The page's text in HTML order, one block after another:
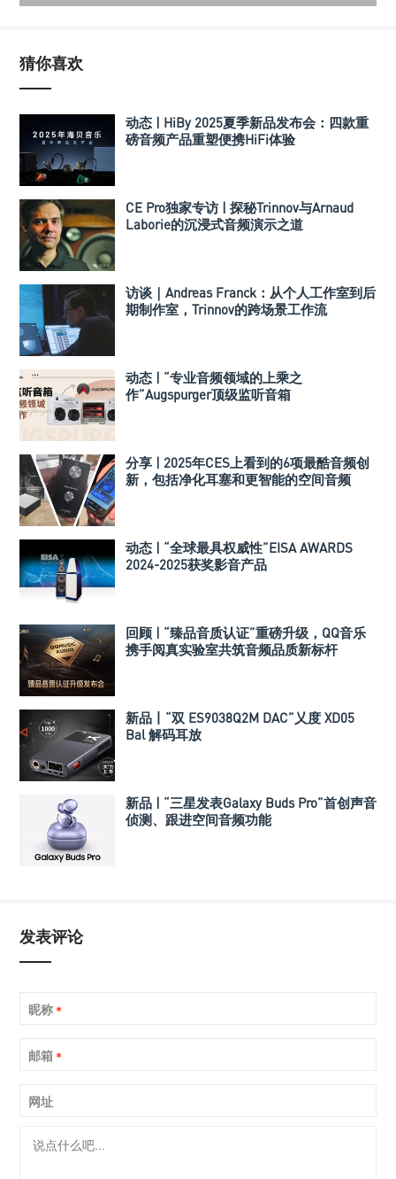
猜你喜欢
动态 | HiBy 2025夏季新品发布会：四款重
磅音频产品重塑便携HiFi体验
CE Pro独家专访 | 探秘Trinnov与Arnaud
Laborie的沉浸式音频演示之道
访谈｜Andreas Franck：从个人工作室到后
期制作室，Trinnov的跨场景工作流
动态 | “专业音频领域的上乘之
作”Augspurger顶级监听音箱
分享 | 2025年CES上看到的6项最酷音频创
新，包括净化耳塞和更智能的空间音频
动态 | “全球最具权威性”EISA AWARDS
2024-2025获奖影音产品
回顾 | “臻品音质认证”重磅升级，QQ音乐
携手阅真实验室共筑音频品质新标杆
新品丨“双 ES9038Q2M DAC”乂度 XD05
Bal 解码耳放
新品 | “三星发表Galaxy Buds Pro”首创声音
侦测、跟进空间音频功能
发表评论
昵称 *
邮箱 *
网址